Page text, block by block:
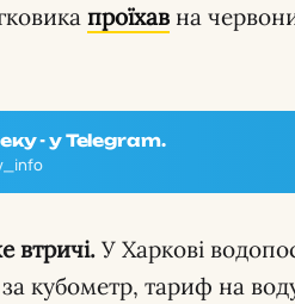
проїхав на
- у Telegram.
втричі. У Харкові
кубометр, тариф на